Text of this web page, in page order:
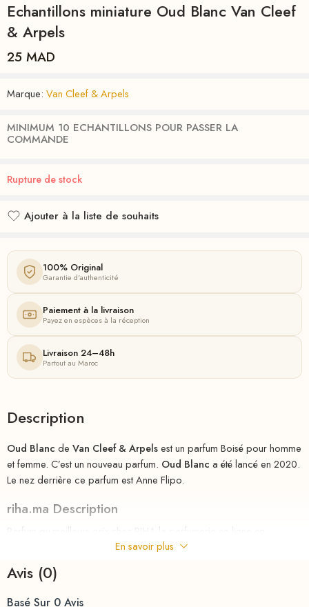
Echantillons miniature Oud Blanc Van Cleef
& Arpels
25 MAD
Marque: Van Cleef & Arpels
MINIMUM 10 ECHANTILLONS POUR PASSER LA
COMMANDE
Rupture de stock
Ajouter à la liste de souhaits
100% Original
Garantie d'authenticité
Paiement à la livraison
Payez en espèces à la réception
Livraison 24–48h
Partout au Maroc
Description
Oud Blanc de Van Cleef & Arpelsest un parfum Boisé pour homme
et femme. C’est un nouveau parfum. Oud Blanc a été lancé en 2020.
Le nez derrière ce parfum est Anne Flipo.
riha.ma Description
meilleurs
la parfumerie en ligne en
MAROC , le nouveau parfum d’un homme pleinement accompli.
pour acquis et continue obstinément de suivre le chemin qu’il s’est
tracé. Son credo : aller toujours plus loin.
En savoir plus
Avis (0)
Basé Sur 0 Avis